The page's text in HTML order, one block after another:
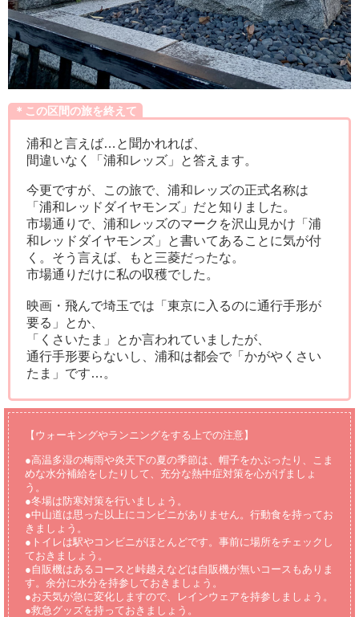
＊この区間の旅を終えて
浦和と言えば…と聞かれれば、
間違いなく「浦和レッズ」と答えます。
今更ですが、この旅で、浦和レッズの正式名称は
「浦和レッドダイヤモンズ」だと知りました。
市場通りで、浦和レッズのマークを沢山見かけ「浦
和レッドダイヤモンズ」と書いてあることに気が付
く。そう言えば、もと三菱だったな。
市場通りだけに私の収穫でした。
映画・飛んで埼玉では「東京に入るのに通行手形が
要る」とか、
「くさいたま」とか言われていましたが、
通行手形要らないし、浦和は都会で「かがやくさい
たま」です…。
【ウォーキングやランニングをする上での注意】
●高温多湿の梅雨や炎天下の夏の季節は、帽子をかぶったり、こま
めな水分補給をしたりして、充分な熱中症対策を心がげましょ
う。
●冬場は防寒対策を行いましょう。
●中山道は思った以上にコンビニがありません。行動食を持ってお
きましょう。
●トイレは駅やコンビニがほとんどです。事前に場所をチェックし
ておきましょう。
●自販機はあるコースと峠越えなどは自販機が無いコースもありま
す。余分に水分を持参しておきましょう。
●お天気が急に変化しますので、レインウェアを持参しましょう。
●救急グッズを持っておきましょう。